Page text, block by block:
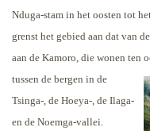
Nduga-stam in het oosten tot
grenst het gebied aan dat van
aan de Kamoro, die wonen ten
tussen de bergen in de
Tsinga-, de Hoeya-, de Ilaga-
en de Noemga-vallei.